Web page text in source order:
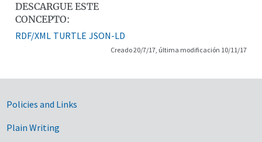
DESCARGUE ESTE
CONCEPTO:
RDF/XML TURTLE JSON-LD
Creado 20/7/17, última modificación 10/11/17
Government Links
Policies and Links
Plain Writing